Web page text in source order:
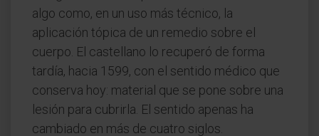
algo como, en un uso más técnico, la
aplicación tópica de un remedio sobre el
cuerpo. El castellano lo recuperó de forma
tardía, hacia 1599, con el sentido médico que
conserva hoy: material que se pone sobre una
lesión para cubrirla. El sentido apenas ha
cambiado en más de cuatro siglos.